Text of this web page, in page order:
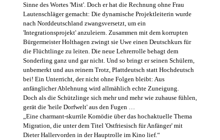
Sinne des Wortes 'Mist'. Doch er hat die Rechnung ohne Frau
Lautenschläger gemacht: Die dynamische Projektleiterin wurde
nach Norddeutschland zwangsversetzt, um ein
'Integrationsprojekt' anzuleiern. Zusammen mit dem korrupten
Bürgermeister Holthagen zwingt sie Uwe einen Deutschkurs für
die Flüchtlinge zu leiten. Die neue Lehrerrolle behagt dem
Sonderling ganz und gar nicht. Und so bringt er seinen Schülern,
unbemerkt und aus reinem Trotz, Plattdeutsch statt Hochdeutsch
bei! Ein Unterricht, der nicht ohne Folgen bleibt: Aus
anfänglicher Ablehnung wird allmählich echte Zuneigung.
Doch als die Schützlinge sich mehr und mehr wie zuhause fühlen,
gerät die 'heile Dorfwelt' aus den Fugen …
„Eine charmant-skurrile Komödie über das hochaktuelle Thema
Migration, die unter dem Titel 'Ostfriesisch für Anfänger' mit
Dieter Hallervorden in der Hauptrolle im Kino lief.“